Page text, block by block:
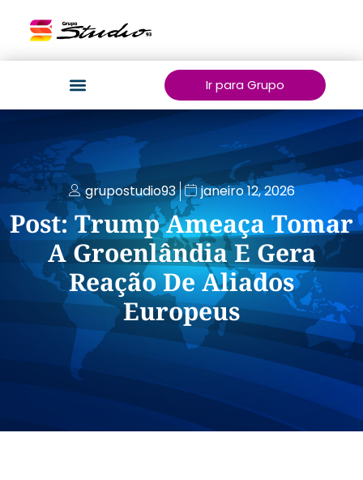
Ir para Grupo
grupostudio93 janeiro 12, 2026
Post: Trump Ameaça Tomar
A Groenlândia E Gera
Reação De Aliados
Europeus